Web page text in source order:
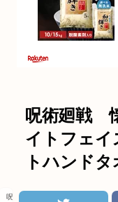
呪術廻戦
イトフェイ
トハンド
呪術廻戦